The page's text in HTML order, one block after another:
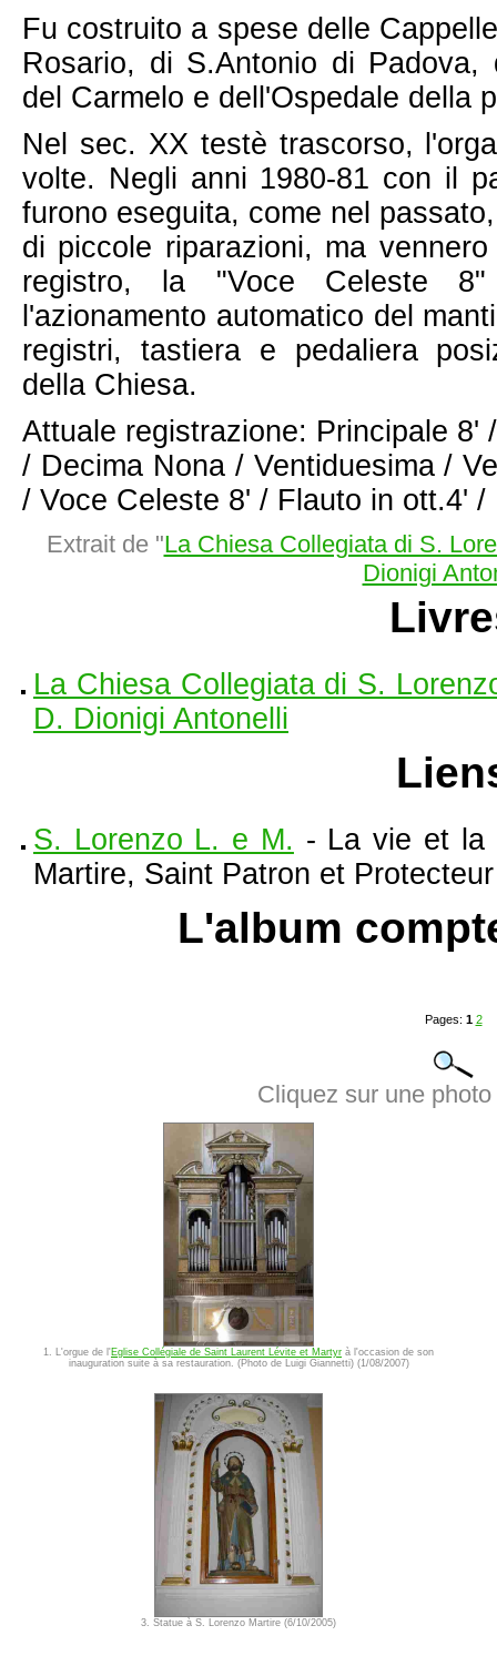
Fu costruito a spese delle
Rosario, di S.Antonio di
del Carmelo e dell'Ospedale della
Nel sec. XX testè trascorso,
volte. Negli anni 1980-81 con il
furono eseguita, come nel
di piccole riparazioni, ma
registro, la "Voce Celeste
l'azionamento automatico del
registri, tastiera e pedaliera
della Chiesa.
Attuale registrazione: Principale 8'
/ Decima Nona / Ventiduesima /
/ Voce Celeste 8' / Flauto in ott.4' /
Extrait de "La Chiesa Collegiata di S.
Dionigi
La Chiesa Collegiata di S.
D. Dionigi Antonelli
S. Lorenzo L. e M. - La vie et la
Martire, Saint Patron et
L'album
Pages: 1 2
Cliquez sur une
1. L'orgue de l'Eglise Collégiale de Saint Laurent Lévite et Martyr à l'occasion de son
inauguration suite à sa restauration. (Photo de Luigi Giannetti) (1/08/2007)
3. Statue à S. Lorenzo Martire (6/10/2005)